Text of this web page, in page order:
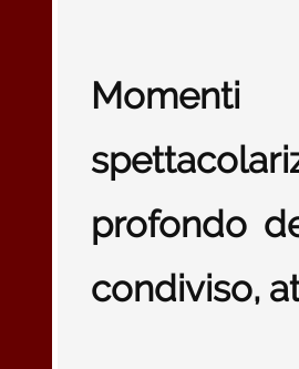
profondo
condiviso,